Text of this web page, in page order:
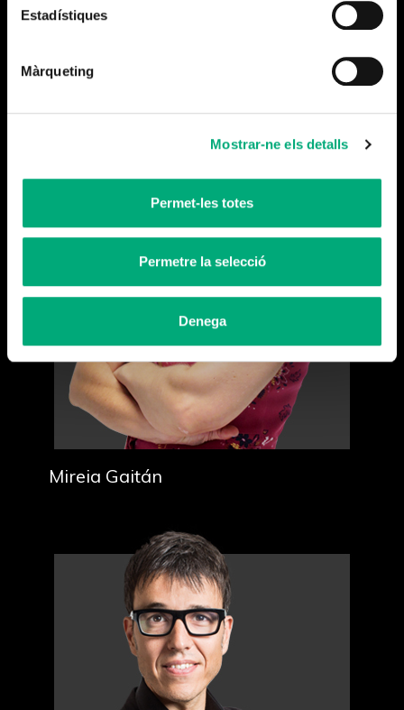
Estadístiques
Màrqueting
Mostrar-ne els detalls
Permet-les totes
Permetre la selecció
Denega
Mireia Gaitán